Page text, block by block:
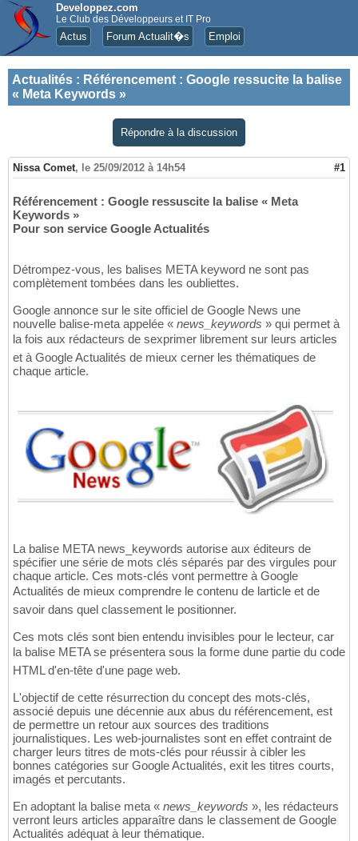
Developpez.com
Le Club des Développeurs et IT Pro
Actus Forum Actualit�s Emploi
Actualités : Référencement : Google ressucite la balise
« Meta Keywords »
Répondre à la discussion
Nissa Comet, le 25/09/2012 à 14h54 #1
Référencement : Google ressuscite la balise « Meta
Keywords »
Pour son service Google Actualités
Détrompez-vous, les balises META keyword ne sont pas
complètement tombées dans les oubliettes.
Google annonce sur le site officiel de Google News une
nouvelle balise-meta appelée « news_keywords » qui permet à
la fois aux rédacteurs de sexprimer librement sur leurs articles
et à Google Actualités de mieux cerner les thématiques de
chaque article.
La balise META news_keywords autorise aux éditeurs de
spécifier une série de mots clés séparés par des virgules pour
chaque article. Ces mots-clés vont permettre à Google
Actualités de mieux comprendre le contenu de larticle et de
savoir dans quel classement le positionner.
Ces mots clés sont bien entendu invisibles pour le lecteur, car
la balise META se présentera sous la forme dune partie du code
HTML d'en-tête d'une page web.
L'objectif de cette résurrection du concept des mots-clés,
associé depuis une décennie aux abus du référencement, est
de permettre un retour aux sources des traditions
journalistiques. Les web-journalistes sont en effet contraint de
charger leurs titres de mots-clés pour réussir à cibler les
bonnes catégories sur Google Actualités, exit les titres courts,
imagés et percutants.
En adoptant la balise meta « news_keywords », les rédacteurs
verront leurs articles apparaître dans le classement de Google
Actualités adéquat à leur thématique.